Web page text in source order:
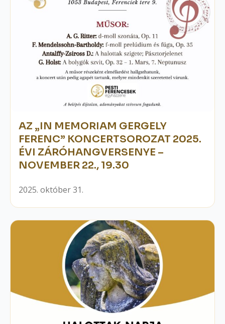
AZ „IN MEMORIAM GERGELY
FERENC” KONCERTSOROZAT 2025.
ÉVI ZÁRÓHANGVERSENYE –
NOVEMBER 22., 19.30
2025. október 31.